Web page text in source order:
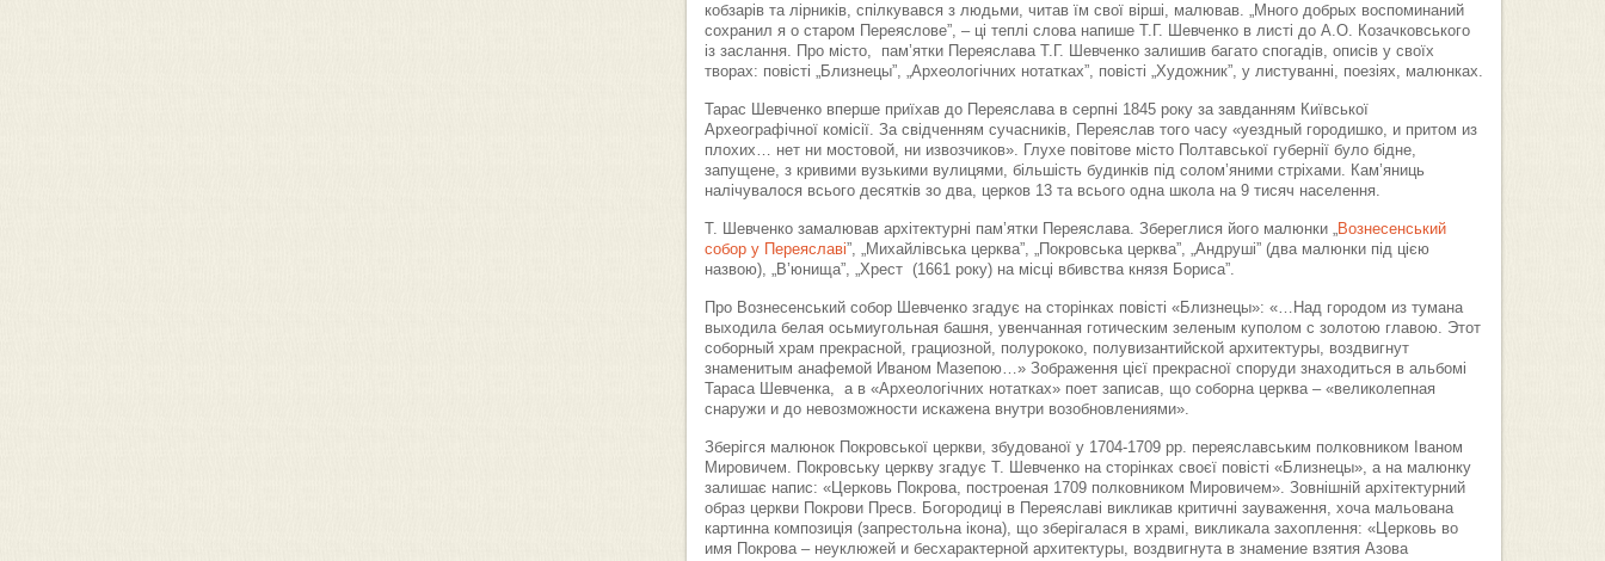
кобзарів та лірників, спілкувався з людьми, читав їм свої вірші, малював. „Много добрых воспоминаний
сохранил я о старом Переяслове”, – ці теплі слова напише Т.Г. Шевченко в листі до А.О. Козачковського
із заслання. Про місто, пам’ятки Переяслава Т.Г. Шевченко залишив багато спогадів, описів у своїх
творах: повісті „Близнецы”, „Археологічних нотатках”, повісті „Художник”, у листуванні, поезіях, малюнках.
Тарас Шевченко вперше приїхав до Переяслава в серпні 1845 року за завданням Київської
Археографічної комісії. За свідченням сучасників, Переяслав того часу «уездный городишко, и притом из
плохих… нет ни мостовой, ни извозчиков». Глухе повітове місто Полтавської губернії було бідне,
запущене, з кривими вузькими вулицями, більшість будинків під солом’яними стріхами. Кам’яниць
налічувалося всього десятків зо два, церков 13 та всього одна школа на 9 тисяч населення.
Т. Шевченко замалював архітектурні пам’ятки Переяслава. Збереглися його малюнки „Вознесенський
собор у Переяславі”, „Михайлівська церква”, „Покровська церква”, „Андруші” (два малюнки під цією
назвою), „В’юнища”, „Хрест (1661 року) на місці вбивства князя Бориса”.
Про Вознесенський собор Шевченко згадує на сторінках повісті «Близнецы»: «…Над городом из тумана
выходила белая осьмиугольная башня, увенчанная готическим зеленым куполом с золотою главою. Этот
соборный храм прекрасной, грациозной, полурококо, полувизантийской архитектуры, воздвигнут
знаменитым анафемой Иваном Мазепою…» Зображення цієї прекрасної споруди знаходиться в альбомі
Тараса Шевченка, а в «Археологічних нотатках» поет записав, що соборна церква – «великолепная
снаружи и до невозможности искажена внутри возобновлениями».
Зберігся малюнок Покровської церкви, збудованої у 1704-1709 рр. переяславським полковником Іваном
Мировичем. Покровську церкву згадує Т. Шевченко на сторінках своєї повісті «Близнецы», а на малюнку
залишає напис: «Церковь Покрова, построеная 1709 полковником Мировичем». Зовнішній архітектурний
образ церкви Покрови Пресв. Богородиці в Переяславі викликав критичні зауваження, хоча мальована
картинна композиція (запрестольна ікона), що зберігалася в храмі, викликала захоплення: «Церковь во
имя Покрова – неуклюжей и бесхарактерной архитектуры, воздвигнута в знамение взятия Азова